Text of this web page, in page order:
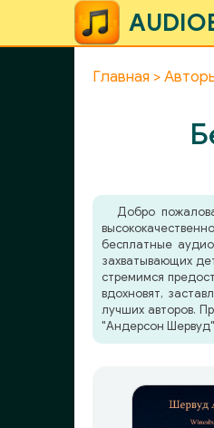
Главная
Добро
бесплатные
захватывающих
стремимся
вдохновят,
лучших авторов.
"Андерсон